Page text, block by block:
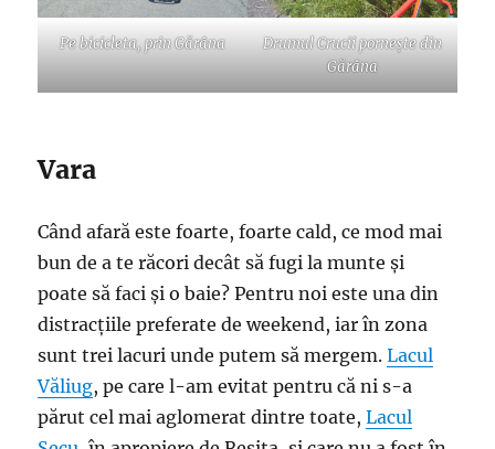
Pe bicicleta, prin Gărâna
Drumul Crucii pornește din
Gărâna
Vara
Când afară este foarte, foarte cald, ce mod mai
bun de a te răcori decât să fugi la munte și
poate să faci și o baie? Pentru noi este una din
distracțiile preferate de weekend, iar în zona
sunt trei lacuri unde putem să mergem.Lacul
Văliug, pe care l-am evitat pentru că ni s-a
părut cel mai aglomerat dintre toate,Lacul